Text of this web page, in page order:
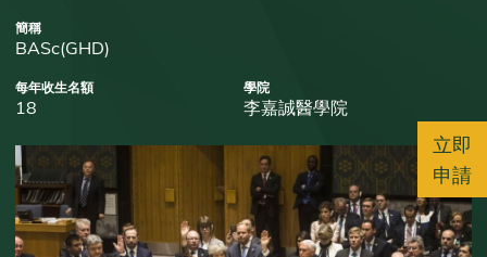
簡稱
BASc(GHD)
每年收生名額
18
學院
李嘉誠醫學院
立即
申請